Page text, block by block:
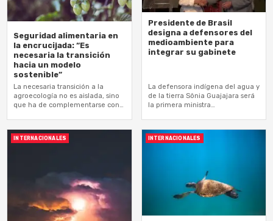
Seguridad alimentaria en
la encrucijada: “Es
necesaria la transición
hacia un modelo
sostenible”
La necesaria transición a la
agroecología no es aislada, sino
que ha de complementarse con…
Presidente de Brasil
designa a defensores del
medioambiente para
integrar su gabinete
La defensora indígena del agua y
de la tierra Sônia Guajajara será
la primera ministra…
INTERNACIONALES INTERNACIONALES